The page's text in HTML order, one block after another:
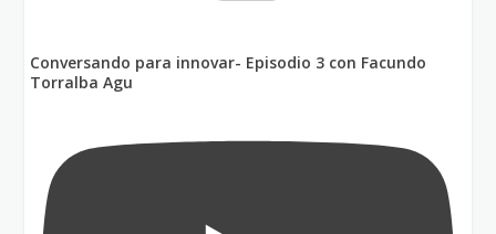
Conversando para innovar- Episodio 3 con Facundo
Torralba Agu